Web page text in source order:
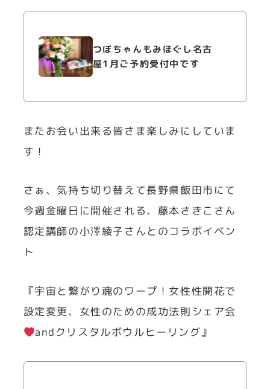
つぼちゃんもみほぐし名古
屋1月ご予約受付中です
またお会い出来る皆さま楽しみにしていま
す！
さぁ、気持ち切り替えて長野県飯田市にて
今週金曜日に開催される、藤本さきこさん
認定講師の小澤綾子さんとのコラボイベン
ト
『宇宙と繋がり魂のワープ！女性性開花で
設定変更、女性のための成功法則シェア会
andクリスタルボウルヒーリング』